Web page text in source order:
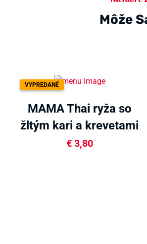
Môže
VYPREDANÉ
MAMA Thai ryža so
žltým kari a krevetami
80g
€3,80